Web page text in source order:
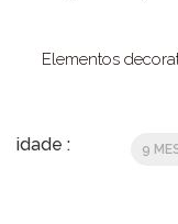
Elementos
idade : 9